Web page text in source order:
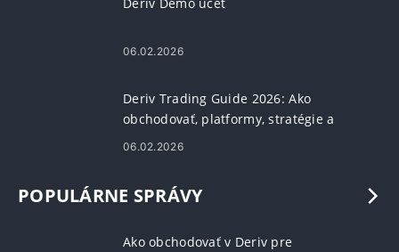
06.02.2026
Deriv Trading Guide 2026: Ako
obchodovať, platformy, stratégie a
riadenie rizík
06.02.2026
POPULÁRNE SPRÁVY
Ako obchodovať v Deriv pre